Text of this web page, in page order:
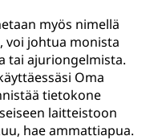
myös nimellä
voi johtua monista
tai ajuriongelmista.
Oma
tietokone
laitteistoon
hae ammattiapua.